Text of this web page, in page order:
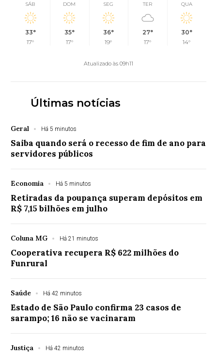
SÁB
33°
17°
DOM
35°
17°
SEG
36°
19°
TER
27°
17°
QUA
30°
14°
Atualizado às 09h11
Últimas notícias
Geral Há 5 minutos
Saiba quando será o recesso de fim de ano para
servidores públicos
Economia Há 5 minutos
Retiradas da poupança superam depósitos em
R$ 7,15 bilhões em julho
Coluna MG Há 21 minutos
Cooperativa recupera R$ 622 milhões do
Funrural
Saúde Há 42 minutos
Estado de São Paulo confirma 23 casos de
sarampo; 16 não se vacinaram
Justiça Há 42 minutos